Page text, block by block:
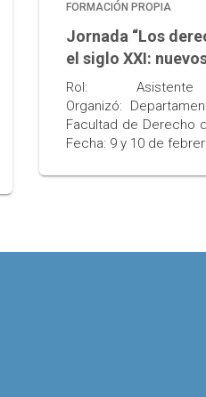
FORMACIÓN PROPIA
Jornada “Los
el siglo XXI:
Rol:
Organizó:
Facultad de Derecho
Fecha: 9 y 10 de